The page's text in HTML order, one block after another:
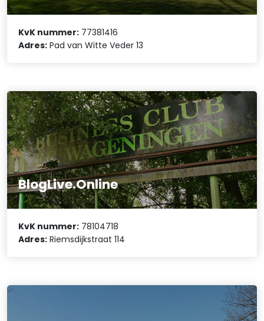
KvK nummer: 77381416
Adres: Pad van Witte Veder 13
BlogLive.Online
KvK nummer: 78104718
Adres: Riemsdijkstraat 114